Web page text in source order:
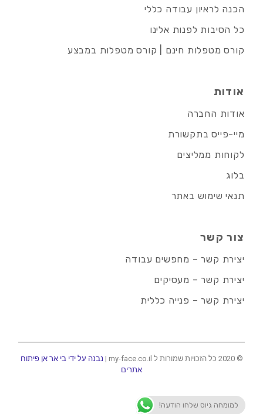
הכנה לראיון עבודה כללי
כל הסיבות לפנות אלינו
קורס מטפלות חינם | קורס מטפלות במבצע
אודות
אודות החברה
מיי-פייס בתקשורת
לקוחות ממליצים
בלוג
תנאי שימוש באתר
צור קשר
יצירת קשר – מחפשים עבודה
יצירת קשר – מעסיקים
יצירת קשר – פנייה כללית
© 2020 כל הזכויות שמורות ל my-face.co.il |
נבנה על ידי בי אר אן פיתוח
אתרים
למומחה גיוס שלחו הודעה!